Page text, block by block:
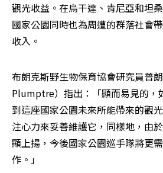
觀光收益。在烏干達、肯尼亞和坦
國家公園同時也為周遭的群落社會
收入。
布朗克斯野生物保育協會研究員普
Plumptre）指出：「顯而易見的，
到這座國家公園未來所能帶來的觀
注心力來妥善維護它，同樣地，由
顯上揚，今後國家公園巡手隊將更
作。」